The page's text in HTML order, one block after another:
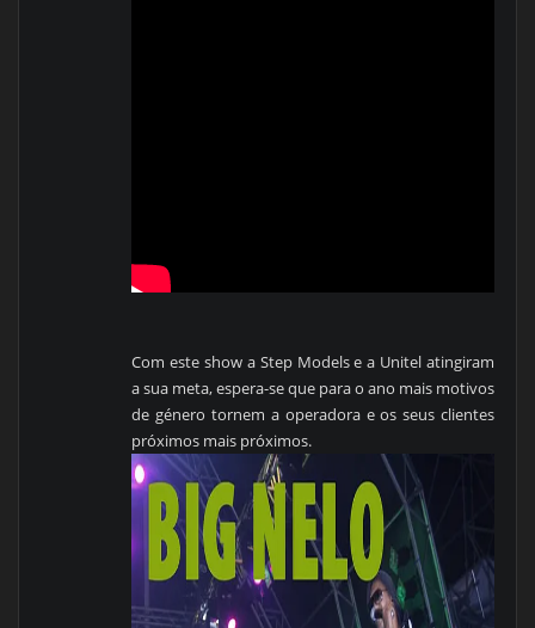
Com este show a Step Models e a Unitel atingiram
a sua meta, espera-se que para o ano mais motivos
de género tornem a operadora e os seus clientes
próximos mais próximos.